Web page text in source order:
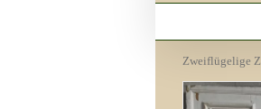
Zweiflügelige